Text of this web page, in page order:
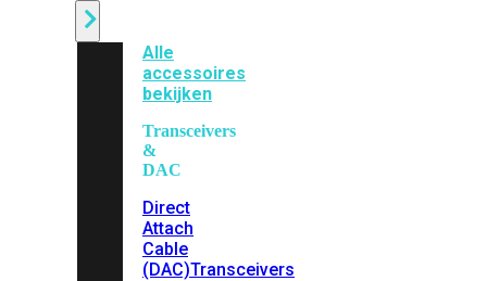
Alle
accessoires
bekijken
Transceivers
&
DAC
Direct
Attach
Cable
(DAC)Transceivers